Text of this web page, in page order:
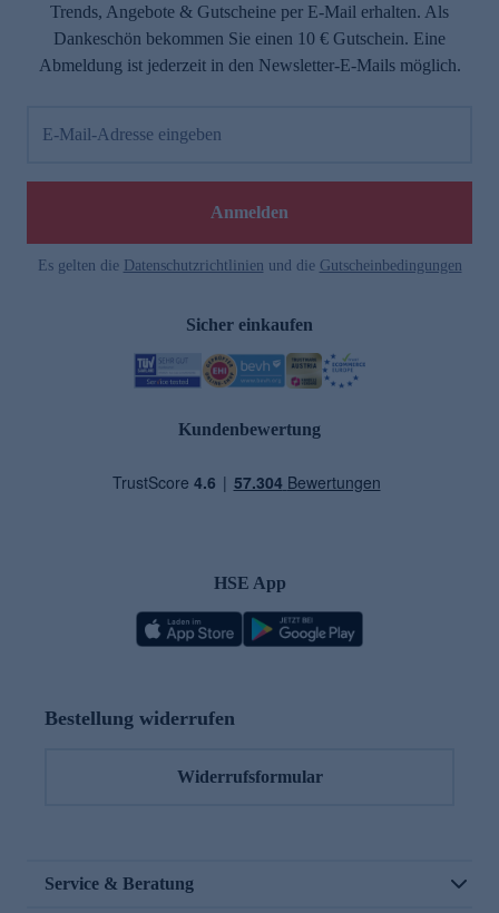
Trends, Angebote & Gutscheine per E-Mail erhalten. Als
Dankeschön bekommen Sie einen 10 € Gutschein. Eine
Abmeldung ist jederzeit in den Newsletter-E-Mails möglich.
E-Mail-Adresse eingeben
Anmelden
Es gelten die Datenschutzrichtlinien und die Gutscheinbedingungen
Sicher einkaufen
Kundenbewertung
HSE App
Bestellung widerrufen
Widerrufsformular
Service & Beratung